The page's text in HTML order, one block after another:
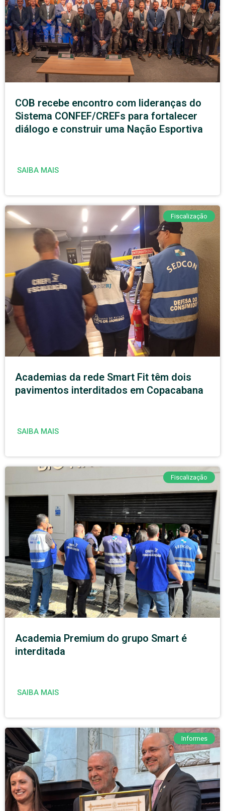
COB recebe encontro com lideranças do
Sistema CONFEF/CREFs para fortalecer
diálogo e construir uma Nação Esportiva
SAIBA MAIS
Fiscalização
Academias da rede Smart Fit têm dois
pavimentos interditados em Copacabana
SAIBA MAIS
Fiscalização
Academia Premium do grupo Smart é
interditada
SAIBA MAIS
Informes